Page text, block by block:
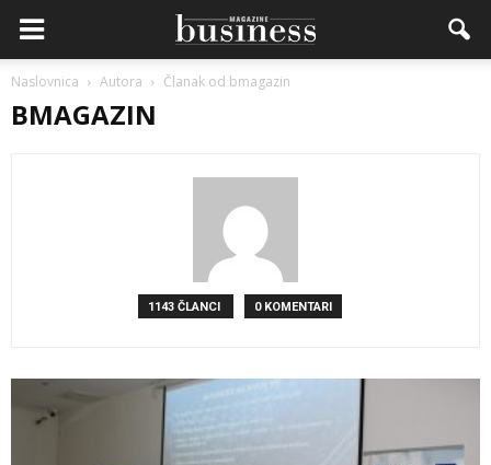
Naslovnica Autora Članak od bmagazin
BMAGAZIN
1143 ČLANCI 0 KOMENTARI